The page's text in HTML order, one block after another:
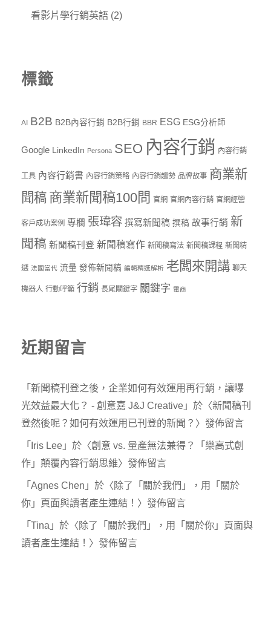
看影片學行銷英語 (2)
標籤
AI B2B B2B內容行銷 B2B行銷 BBR ESG ESG分析師
Google LinkedIn Persona SEO 內容行銷 內容行銷
工具 內容行銷書 內容行銷策略 內容行銷趨勢 品牌故事 商業新
聞稿 商業新聞稿100問 官網 官網內容行銷 官網經營
客戶成功案例 專欄 張瑋容 撰寫新聞稿 撰稿 故事行銷 新
聞稿 新聞稿刊登 新聞稿寫作 新聞稿寫法 新聞稿課程 新聞精
選 法國當代 流量 發佈新聞稿 編輯精選解析 老闆來開講 聊天
機器人 行動呼籲 行銷 長尾關鍵字 關鍵字 電商
近期留言
「 新聞稿刊登之後，企業如何有效運用再行銷，讓曝
光效益最大化？ - 創意嘉 J&J Creative 」於〈新聞稿刊
登然後呢？如何有效運用已刊登的新聞？ 〉發佈留言
「 Iris Lee 」於〈創意 vs. 量產無法兼得？「樂高式創
作」顛覆內容行銷思維〉發佈留言
「 Agnes Chen 」於〈除了「關於我們」，用「關於
你」頁面與讀者產生連結！ 〉發佈留言
「 Tina 」於〈除了「關於我們」，用「關於你」頁面與
讀者產生連結！ 〉發佈留言